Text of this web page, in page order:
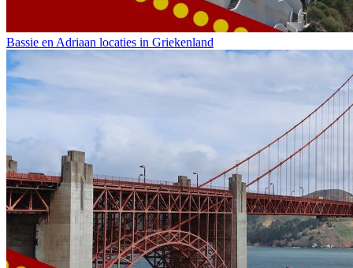
Bassie en Adriaan locaties in Griekenland